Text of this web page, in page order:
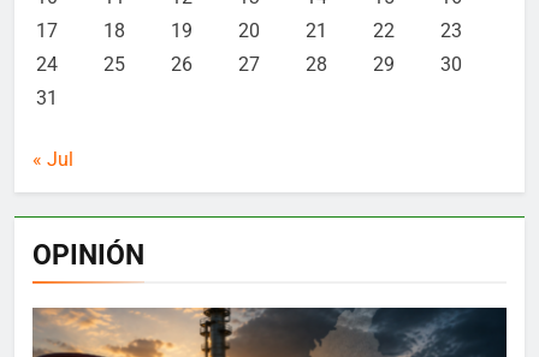
17
18 19 20 21 22
23
24
25 26 27 28 29
30
31
« Jul
OPINIÓN